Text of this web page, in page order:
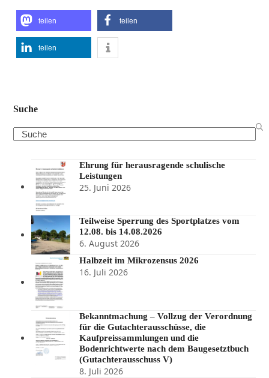
teilen teilen
teilen
Suche
Search
Ehrung für herausragende schulische
Leistungen
25. Juni 2026
Teilweise Sperrung des Sportplatzes vom
12.08. bis 14.08.2026
6. August 2026
Halbzeit im Mikrozensus 2026
16. Juli 2026
Bekanntmachung – Vollzug der Verordnung
für die Gutachterausschüsse, die
Kaufpreissammlungen und die
Bodenrichtwerte nach dem Baugesetztbuch
(Gutachterausschuss V)
8. Juli 2026